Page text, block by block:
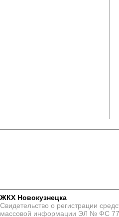
ЖКХ Новокузнецка
Свидетельство о регистрации
массовой информации ЭЛ № ФС